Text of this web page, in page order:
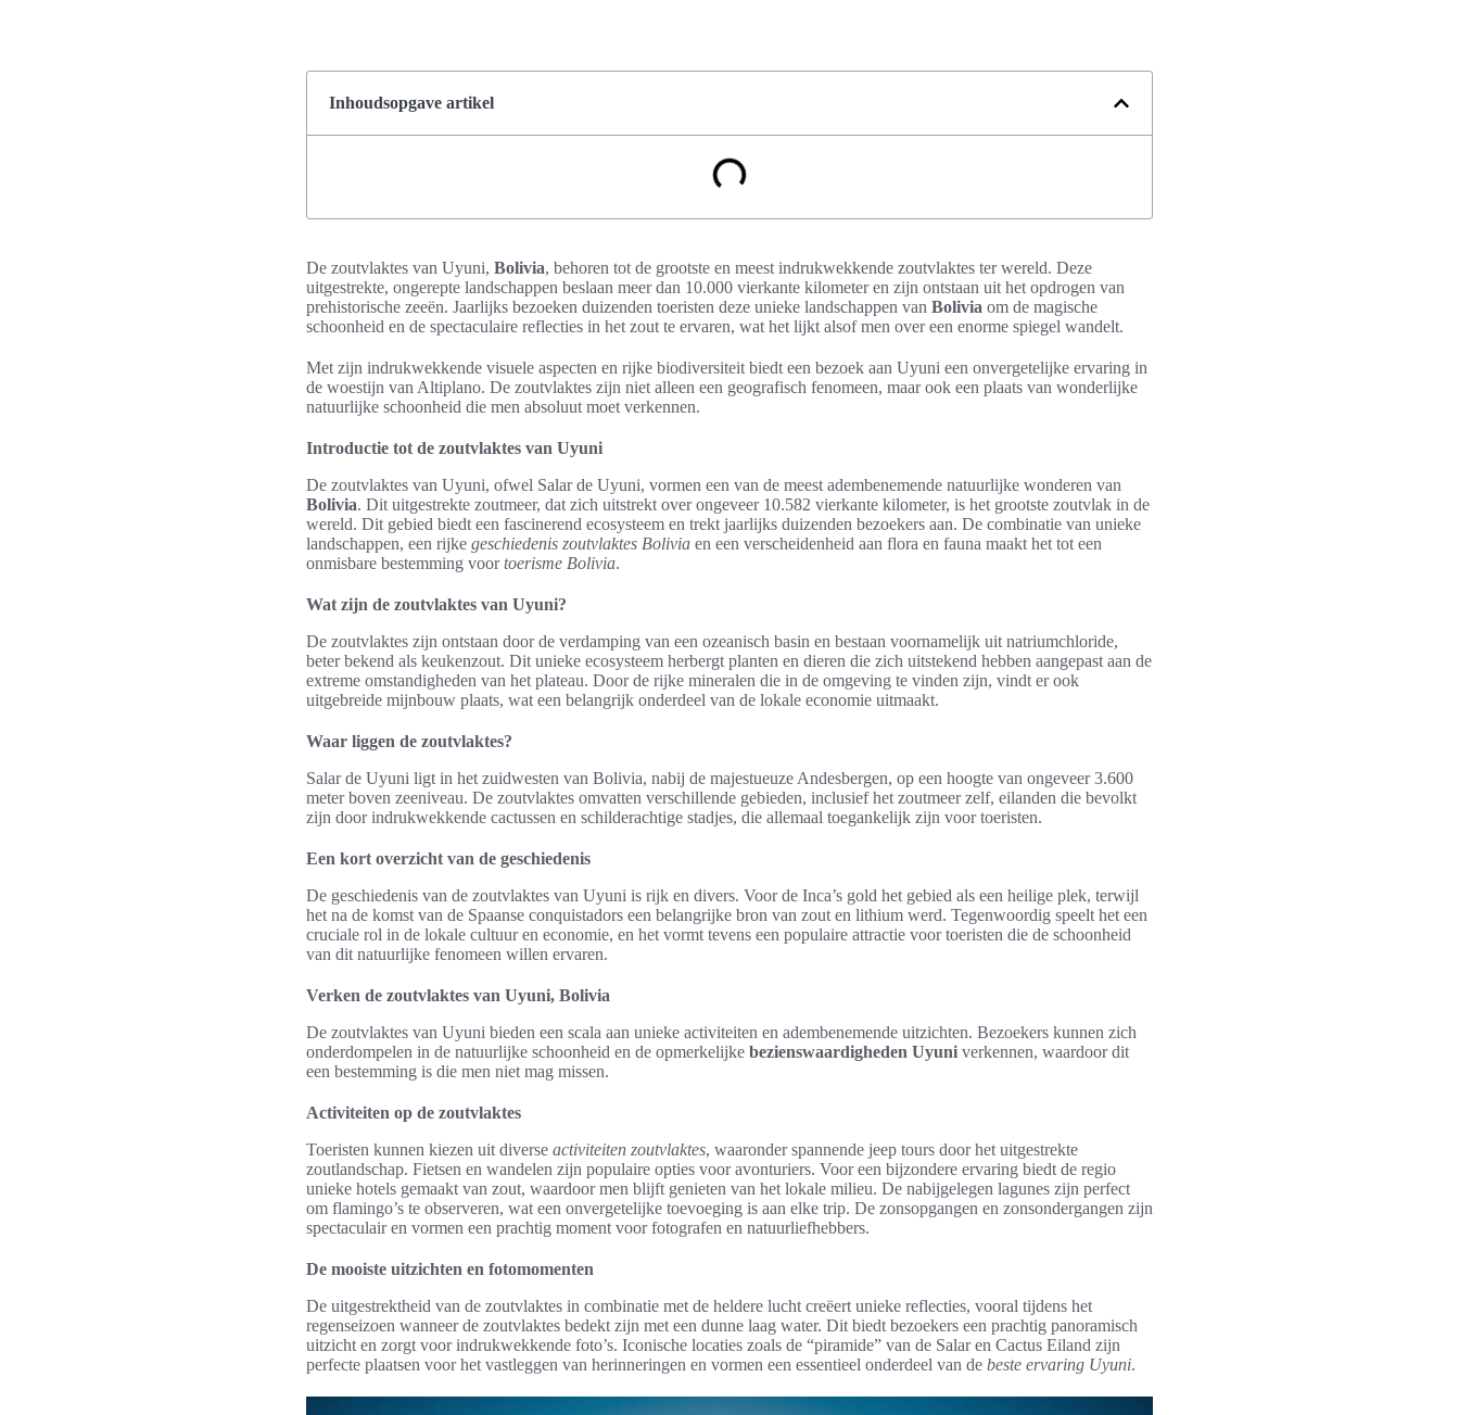
Inhoudsopgave artikel
De zoutvlaktes van Uyuni, Bolivia, behoren tot de grootste en meest indrukwekkende zoutvlaktes ter wereld. Deze
uitgestrekte, ongerepte landschappen beslaan meer dan 10.000 vierkante kilometer en zijn ontstaan uit het opdrogen van
prehistorische zeeën. Jaarlijks bezoeken duizenden toeristen deze unieke landschappen van Bolivia om de magische
schoonheid en de spectaculaire reflecties in het zout te ervaren, wat het lijkt alsof men over een enorme spiegel wandelt.
Met zijn indrukwekkende visuele aspecten en rijke biodiversiteit biedt een bezoek aan Uyuni een onvergetelijke ervaring in
de woestijn van Altiplano. De zoutvlaktes zijn niet alleen een geografisch fenomeen, maar ook een plaats van wonderlijke
natuurlijke schoonheid die men absoluut moet verkennen.
Introductie tot de zoutvlaktes van Uyuni
De zoutvlaktes van Uyuni, ofwel Salar de Uyuni, vormen een van de meest adembenemende natuurlijke wonderen van
Bolivia. Dit uitgestrekte zoutmeer, dat zich uitstrekt over ongeveer 10.582 vierkante kilometer, is het grootste zoutvlak in de
wereld. Dit gebied biedt een fascinerend ecosysteem en trekt jaarlijks duizenden bezoekers aan. De combinatie van unieke
landschappen, een rijke geschiedenis zoutvlaktes Bolivia en een verscheidenheid aan flora en fauna maakt het tot een
onmisbare bestemming voortoerisme Bolivia.
Wat zijn de zoutvlaktes van Uyuni?
De zoutvlaktes zijn ontstaan door de verdamping van een ozeanisch basin en bestaan voornamelijk uit natriumchloride,
beter bekend als keukenzout. Dit unieke ecosysteem herbergt planten en dieren die zich uitstekend hebben aangepast aan de
extreme omstandigheden van het plateau. Door de rijke mineralen die in de omgeving te vinden zijn, vindt er ook
uitgebreide mijnbouw plaats, wat een belangrijk onderdeel van de lokale economie uitmaakt.
Waar liggen de zoutvlaktes?
Salar de Uyuni ligt in het zuidwesten van Bolivia, nabij de majestueuze Andesbergen, op een hoogte van ongeveer 3.600
meter boven zeeniveau. De zoutvlaktes omvatten verschillende gebieden, inclusief het zoutmeer zelf, eilanden die bevolkt
zijn door indrukwekkende cactussen en schilderachtige stadjes, die allemaal toegankelijk zijn voor toeristen.
Een kort overzicht van de geschiedenis
De geschiedenis van de zoutvlaktes van Uyuni is rijk en divers. Voor de Inca’s gold het gebied als een heilige plek, terwijl
het na de komst van de Spaanse conquistadors een belangrijke bron van zout en lithium werd. Tegenwoordig speelt het een
cruciale rol in de lokale cultuur en economie, en het vormt tevens een populaire attractie voor toeristen die de schoonheid
van dit natuurlijke fenomeen willen ervaren.
Verken de zoutvlaktes van Uyuni, Bolivia
De zoutvlaktes van Uyuni bieden een scala aan unieke activiteiten en adembenemende uitzichten. Bezoekers kunnen zich
onderdompelen in de natuurlijke schoonheid en de opmerkelijke bezienswaardigheden Uyuni verkennen, waardoor dit
een bestemming is die men niet mag missen.
Activiteiten op de zoutvlaktes
Toeristen kunnen kiezen uit diverse activiteiten zoutvlaktes, waaronder spannende jeep tours door het uitgestrekte
zoutlandschap. Fietsen en wandelen zijn populaire opties voor avonturiers. Voor een bijzondere ervaring biedt de regio
unieke hotels gemaakt van zout, waardoor men blijft genieten van het lokale milieu. De nabijgelegen lagunes zijn perfect
om flamingo’s te observeren, wat een onvergetelijke toevoeging is aan elke trip. De zonsopgangen en zonsondergangen zijn
spectaculair en vormen een prachtig moment voor fotografen en natuurliefhebbers.
De mooiste uitzichten en fotomomenten
De uitgestrektheid van de zoutvlaktes in combinatie met de heldere lucht creëert unieke reflecties, vooral tijdens het
regenseizoen wanneer de zoutvlaktes bedekt zijn met een dunne laag water. Dit biedt bezoekers een prachtig panoramisch
uitzicht en zorgt voor indrukwekkende foto’s. Iconische locaties zoals de “piramide” van de Salar en Cactus Eiland zijn
perfecte plaatsen voor het vastleggen van herinneringen en vormen een essentieel onderdeel van de beste ervaring Uyuni.